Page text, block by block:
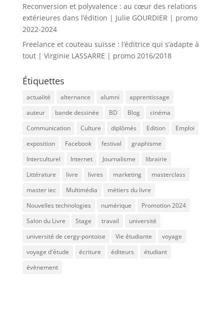
Reconversion et polyvalence : au cœur des relations
extérieures dans l’édition | Julie GOURDIER | promo
2022-2024
Freelance et couteau suisse : l’éditrice qui s’adapte à
tout | Virginie LASSARRE | promo 2016/2018
Étiquettes
actualité alternance alumni
apprentissage
auteur
bande dessinée BD Blog
cinéma
Communication
Culture diplômés Edition
Emploi
exposition
Facebook festival
graphisme
Interculturel
Internet Journalisme
librairie
Littérature
livre livres marketing
masterclass
master iec
Multimédia
métiers du livre
Nouvelles technologies
numérique
Promotion 2024
Salon du Livre
Stage travail
université
université de cergy-pontoise
Vie étudiante
voyage
voyage d'étude
écriture éditeurs
étudiant
évènement